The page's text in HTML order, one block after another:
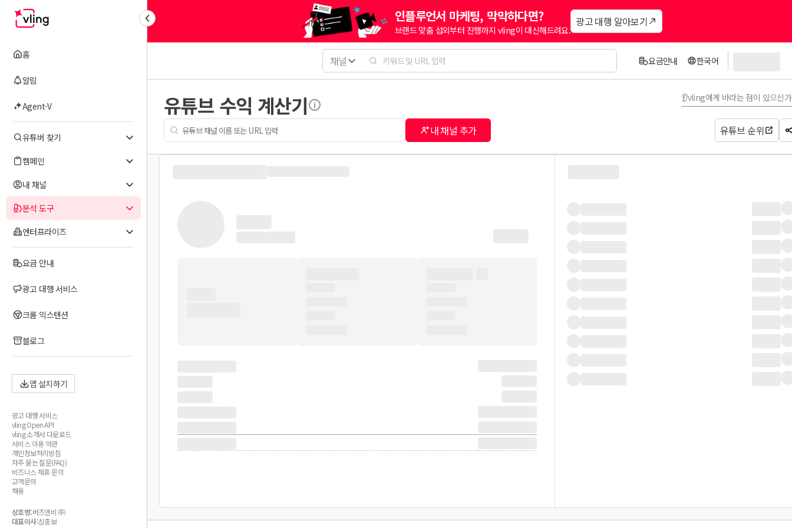
홈
알림
Agent-V
유튜버 찾기
캠페인
내 채널
분석 도구
엔터프라이즈
요금 안내
광고 대행 서비스
크롬 익스텐션
블로그
앱 설치하기
광고 대행 서비스
vling Open API
vling 소개서 다운로드
서비스 이용 약관
개인정보처리방침
자주 묻는 질문(FAQ)
비즈니스 제휴 문의
고객문의
채용
상호명:버즈앤비 ㈜
대표이사:심충보
인플루언서 마케팅, 막막하다면?
브랜드 맞춤 섭외부터 진행까지 vling이 대신해드려요.
광고 대행 알아보기
채널 요금안내 한국어
유튜브 수익 계산기 👂vling에게 바라는 점이 있으신
내 채널 추가 유튜브 순위